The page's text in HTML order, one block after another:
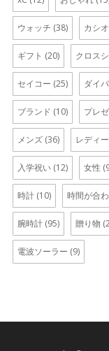
ウォッチ (38) カシオ
ギフト (20) クロス
セイコー (25) ダイ
ブランド (10) プレ
メンズ (36) レディ
入学祝い (12) 女性
時計 (10) 時間が合
腕時計 (95) 贈り物
電波ソーラー (9)